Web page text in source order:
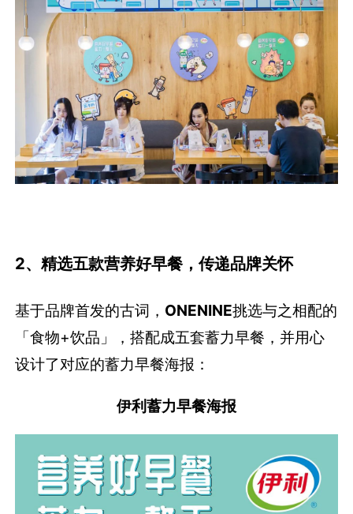
2、精选五款营养好早餐，传递品牌关怀
基于品牌首发的古词， ONENINE挑选与之相配的
「食物+饮品」，搭配成五套蓄力早餐，并用心
设计了对应的蓄力早餐海报：
伊利蓄力早餐海报